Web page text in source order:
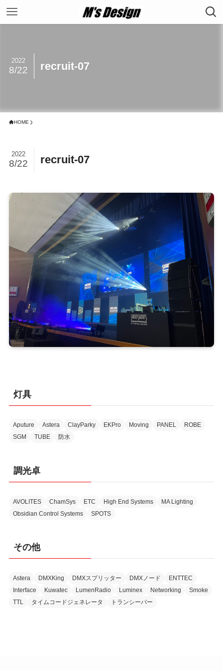
recruit-07
2022
8/22
HOME
recruit-07
2022
8/22
灯具
Aputure Astera ClayParky EKPro Moving PANEL
ROBE
SGM
TUBE 防水
調光卓
AVOLITES ChamSys ETC High End Systems
MA Lighting
Obsidian Control Systems
SPOTS
その他
Astera DMXKing DMXスプリッター DMXノード
ENTTEC
Interface
Kuwatec LumenRadio Luminex Networking
Smoke
TTL
タイムコードジェネレータ トランシーバー